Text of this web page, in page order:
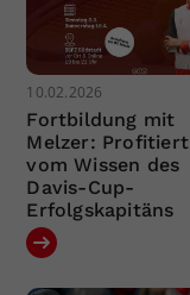
10.02.2026
Fortbildung mit
Melzer: Profitiert
vom Wissen des
Davis-Cup-
Erfolgskapitäns